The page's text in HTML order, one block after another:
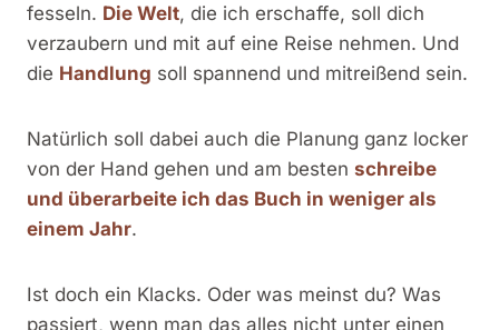
fesseln. Die Welt, die ich erschaffe, soll dich
verzaubern und mit auf eine Reise nehmen. Und
die Handlung soll spannend und mitreißend sein.
Natürlich soll dabei auch die Planung ganz locker
von der Hand gehen und am besten schreibe
und überarbeite ich das Buch in weniger als
einem Jahr.
Ist doch ein Klacks. Oder was meinst du? Was
passiert, wenn man das alles nicht unter einen